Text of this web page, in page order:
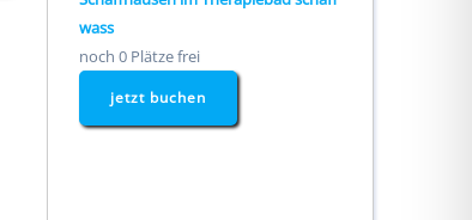
wass
noch 0 Plätze frei
jetzt buchen